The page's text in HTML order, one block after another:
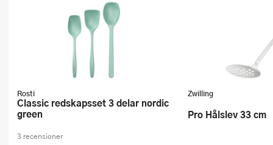
Rosti
Classic redskapsset 3 delar nordic
green
3 recensioner
Zwilling
Pro Hålslev 33 cm